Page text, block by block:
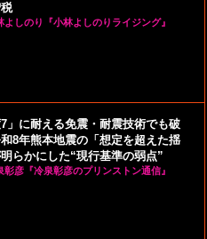
よしのり『小林よしのりライジング』
7」に耐える免震・耐震技術でも破
8年熊本地震の「想定を超えた揺
らかにした“現行基準の弱点”
彰彦『冷泉彰彦のプリンストン通信』